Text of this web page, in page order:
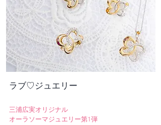
​ラブ♡ジュエリー
​三浦広実オリジナル
オーラソーマジュエリー第1弾